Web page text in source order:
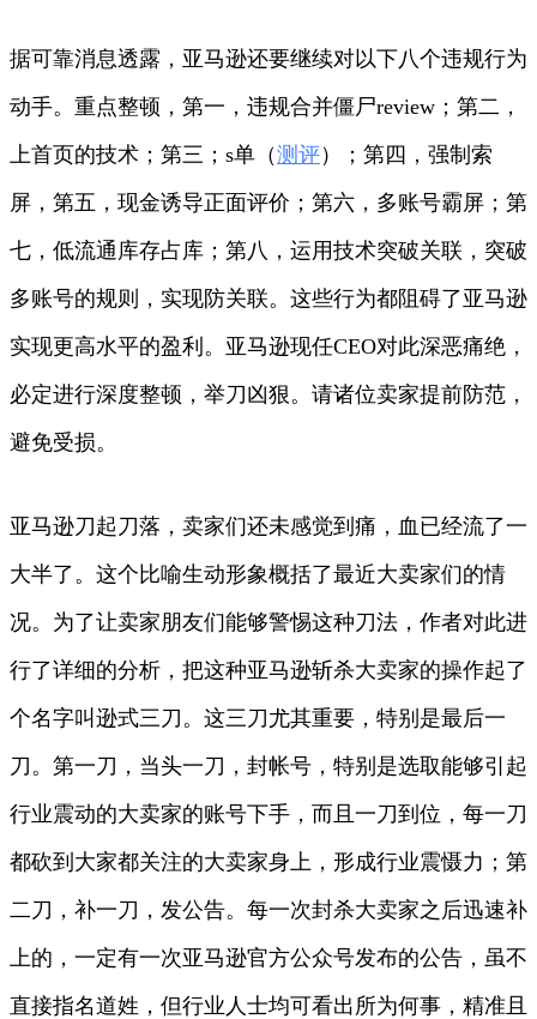
据可靠消息透露，亚马逊还要继续对以下八个违规行为
动手。重点整顿，第一，违规合并僵尸review；第二，
上首页的技术；第三；s单（测评）；第四，强制索
屏，第五，现金诱导正面评价；第六，多账号霸屏；第
七，低流通库存占库；第八，运用技术突破关联，突破
多账号的规则，实现防关联。这些行为都阻碍了亚马逊
实现更高水平的盈利。亚马逊现任CEO对此深恶痛绝，
必定进行深度整顿，举刀凶狠。请诸位卖家提前防范，
避免受损。
亚马逊刀起刀落，卖家们还未感觉到痛，血已经流了一
大半了。这个比喻生动形象概括了最近大卖家们的情
况。为了让卖家朋友们能够警惕这种刀法，作者对此进
行了详细的分析，把这种亚马逊斩杀大卖家的操作起了
个名字叫逊式三刀。这三刀尤其重要，特别是最后一
刀。第一刀，当头一刀，封帐号，特别是选取能够引起
行业震动的大卖家的账号下手，而且一刀到位，每一刀
都砍到大家都关注的大卖家身上，形成行业震慑力；第
二刀，补一刀，发公告。每一次封杀大卖家之后迅速补
上的，一定有一次亚马逊官方公众号发布的公告，虽不
直接指名道姓，但行业人士均可看出所为何事，精准且